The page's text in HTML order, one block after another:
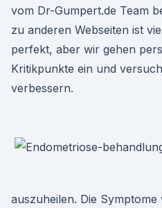
vom Dr-Gumpert.de Team
zu anderen Webseiten ist
perfekt, aber wir gehen
Kritikpunkte ein und
verbessern.
auszuheilen. Die